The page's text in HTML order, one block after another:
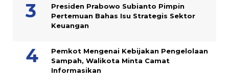
Presiden Prabowo Subianto Pimpin
Pertemuan Bahas Isu Strategis Sektor
Keuangan
Pemkot Mengenai Kebijakan Pengelolaan
Sampah, Walikota Minta Camat
Informasikan